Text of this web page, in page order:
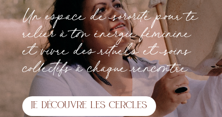
Un espace de sororité pour te
relier à ton énergie féminine
et vivre des rituels et soins
collectifs à chaque rencontre
Je découvre les cercles